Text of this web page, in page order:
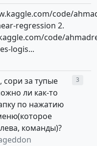
code/
regression 2.
code/
logis...
сори за тупые
ли как-то
по нажатию
команды)?
3